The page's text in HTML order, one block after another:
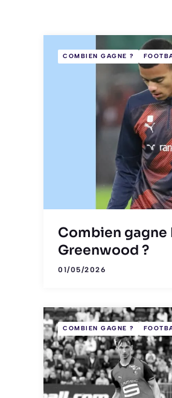
COMBIEN GAGNE ?
Combien gagne
Greenwood ?
01/05/2026
COMBIEN GAGNE ?